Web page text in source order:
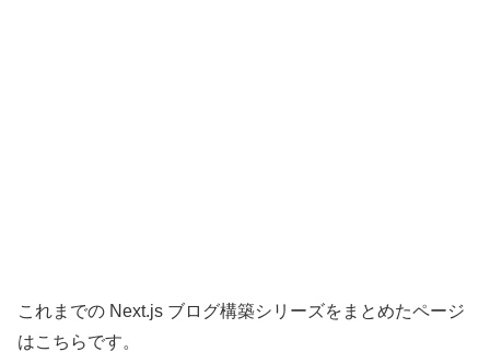
これまでの Next.js ブログ構築シリーズをまとめたページ
はこちらです。